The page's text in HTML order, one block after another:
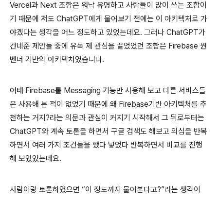
Vercel과 Next 조합은 워낙 유명하고 사람들이 많이 쓰는 조합이
기 때문에 저도 ChatGPT에게 물어보기 전에는 이 아키텍처로 가
야겠다는 생각을 어느 정도하고 있었는데요. 그러나 ChatGPT가
건네준 제안들 중에 유독 제 관심을 끌었었던 조합은 Firebase 원
벤더 기반의 아키텍처였습니다.
여태 Firebase를 Messaging 기능만 사용해 보고 다른 서비스들
은 사용해 본 적이 없었기 때문에 왜 Firebase기반 아키텍처를 추
천하는 거지?라는 의문과 관심이 커지기 시작해서 그 뒤로부터는
ChatGPT와 계속 토론을 하면서 구글 검색도 해보고 의심을 반복
하면서 여러 가지 조건들을 뺐다 넣었다 반복하면서 비교를 진행
해 보았었는데요.
사람이랑 토론하였으면 “이 정도까지 물어본다고?”라는 생각이